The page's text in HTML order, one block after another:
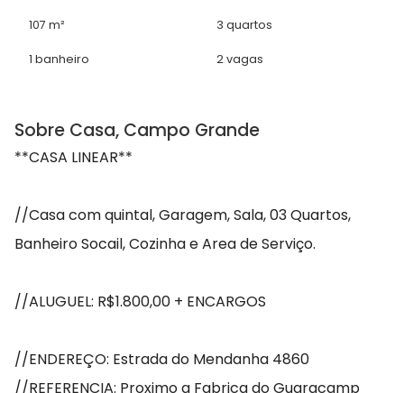
107 m² 3 quartos
1 banheiro 2 vagas
Sobre Casa, Campo Grande
**CASA LINEAR**
//Casa com quintal, Garagem, Sala, 03 Quartos,
Banheiro Socail, Cozinha e Area de Serviço.
//ALUGUEL: R$1.800,00 + ENCARGOS
//ENDEREÇO: Estrada do Mendanha 4860
//REFERENCIA: Proximo a Fabrica do Guaracamp